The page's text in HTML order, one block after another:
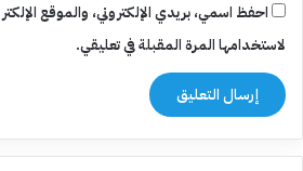
احفظ اسمي، بريدي الإلكتروني، والموقع
لاستخدامها المرة المقبلة في تعليقي.